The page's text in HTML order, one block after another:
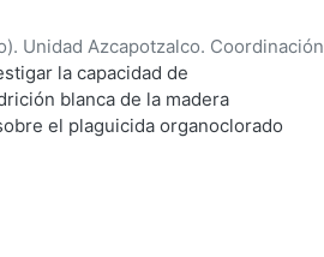
Unidad Azcapotzalco. Coordinación
María del Rocío
la capacidad de
blanca de la madera
el plaguicida organoclorado